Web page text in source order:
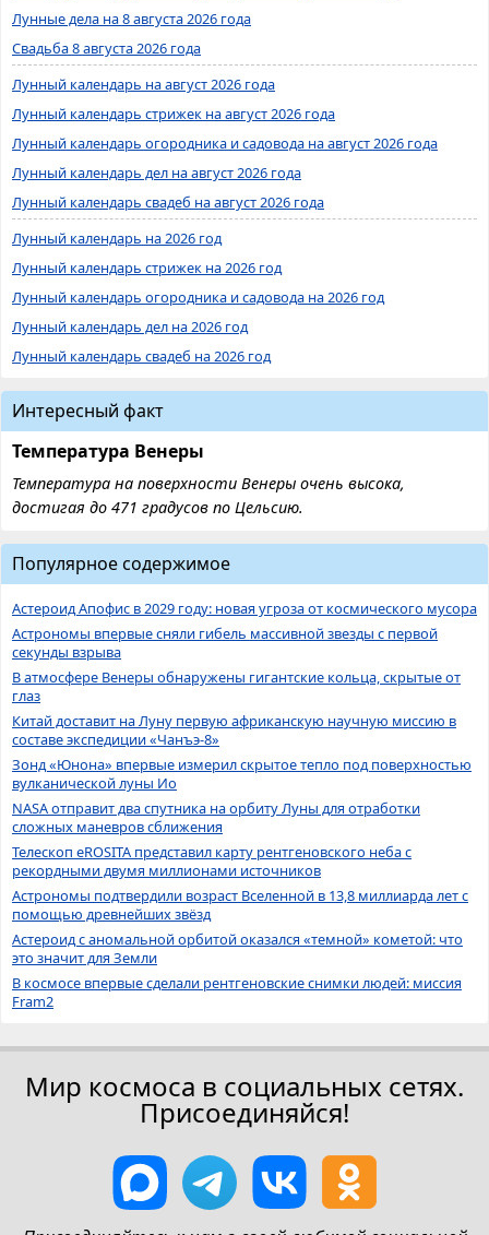
Лунные дела на 8 августа 2026 года
Свадьба 8 августа 2026 года
Лунный календарь на август 2026 года
Лунный календарь стрижек на август 2026 года
Лунный календарь огородника и садовода на август 2026 года
Лунный календарь дел на август 2026 года
Лунный календарь свадеб на август 2026 года
Лунный календарь на 2026 год
Лунный календарь стрижек на 2026 год
Лунный календарь огородника и садовода на 2026 год
Лунный календарь дел на 2026 год
Лунный календарь свадеб на 2026 год
Интересный факт
Температура Венеры
Температура на поверхности Венеры очень высока,
достигая до 471 градусов по Цельсию.
Популярное содержимое
Астероид Апофис в 2029 году: новая угроза от космического мусора
Астрономы впервые сняли гибель массивной звезды с первой
секунды взрыва
В атмосфере Венеры обнаружены гигантские кольца, скрытые от
глаз
Китай доставит на Луну первую африканскую научную миссию в
составе экспедиции «Чанъэ-8»
Зонд «Юнона» впервые измерил скрытое тепло под поверхностью
вулканической луны Ио
NASA отправит два спутника на орбиту Луны для отработки
сложных маневров сближения
Телескоп eROSITA представил карту рентгеновского неба с
рекордными двумя миллионами источников
Астрономы подтвердили возраст Вселенной в 13,8 миллиарда лет с
помощью древнейших звёзд
Астероид с аномальной орбитой оказался «темной» кометой: что
это значит для Земли
В космосе впервые сделали рентгеновские снимки людей: миссия
Fram2
Мир космоса в социальных сетях.
Присоединяйся!